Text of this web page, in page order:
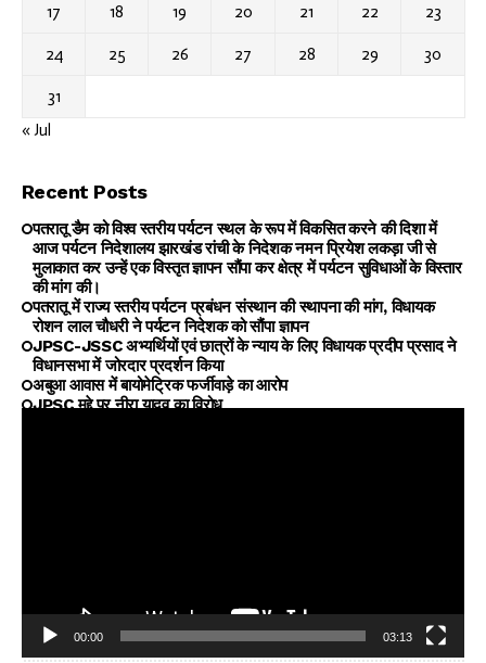
17 18 19 20 21 22 23
24 25 26 27 28 29 30
31
« Jul
Recent Posts
पतरातू डैम को विश्व स्तरीय पर्यटन स्थल के रूप में विकसित करने की दिशा में
आज पर्यटन निदेशालय झारखंड रांची के निदेशक नमन प्रियेश लकड़ा जी से
मुलाकात कर उन्हें एक विस्तृत ज्ञापन सौंपा कर क्षेत्र में पर्यटन सुविधाओं के विस्तार
की मांग की।
पतरातू में राज्य स्तरीय पर्यटन प्रबंधन संस्थान की स्थापना की मांग, विधायक
रोशन लाल चौधरी ने पर्यटन निदेशक को सौंपा ज्ञापन
JPSC-JSSC अभ्यर्थियों एवं छात्रों के न्याय के लिए विधायक प्रदीप प्रसाद ने
विधानसभा में जोरदार प्रदर्शन किया
अबुआ आवास में बायोमेट्रिक फर्जीवाड़े का आरोप
JPSC मुद्दे पर नीरा यादव का विरोध
00:00 03:13